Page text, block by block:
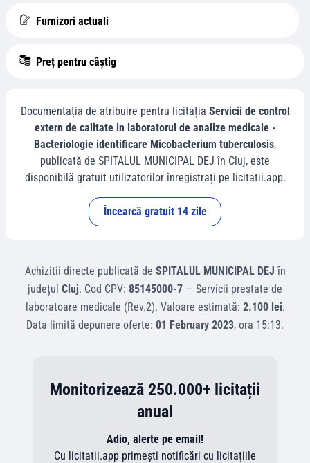
Furnizori actuali
Preț pentru câștig
Documentația de atribuire pentru licitația Servicii de control
extern de calitate in laboratorul de analize medicale -
Bacteriologie identificare Micobacterium tuberculosis,
publicată de SPITALUL MUNICIPAL DEJ în Cluj, este
disponibilă gratuit utilizatorilor înregistrați pe licitatii.app.
Încearcă gratuit 14 zile
Achizitii directe publicată de SPITALUL MUNICIPAL DEJ în
județul Cluj. Cod CPV: 85145000-7 — Servicii prestate de
laboratoare medicale (Rev.2). Valoare estimată: 2.100 lei.
Data limită depunere oferte: 01 February 2023, ora 15:13.
Monitorizează 250.000+ licitații
anual
Adio, alerte pe email!
Cu licitatii.app primești notificări cu licitațiile